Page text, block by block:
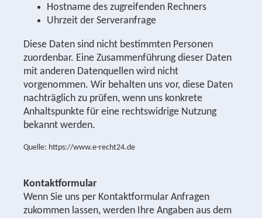
Hostname des zugreifenden Rechners
Uhrzeit der Serveranfrage
Diese Daten sind nicht bestimmten Personen
zuordenbar. Eine Zusammenführung dieser Daten
mit anderen Datenquellen wird nicht
vorgenommen. Wir behalten uns vor, diese Daten
nachträglich zu prüfen, wenn uns konkrete
Anhaltspunkte für eine rechtswidrige Nutzung
bekannt werden.
Quelle: https://www.e-recht24.de
Kontaktformular
Wenn Sie uns per Kontaktformular Anfragen
zukommen lassen, werden Ihre Angaben aus dem